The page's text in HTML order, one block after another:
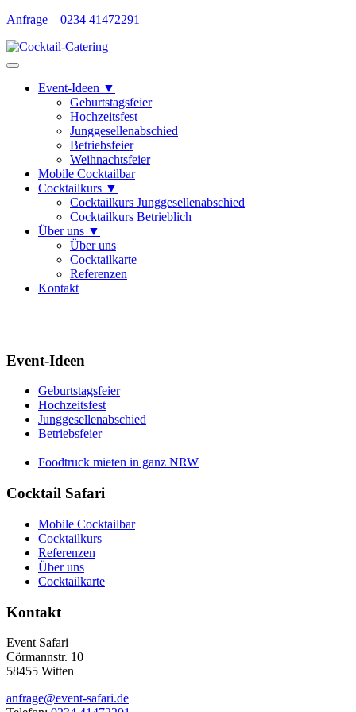
Skip
content
Anfrage 0234 41472291
Event-Ideen ▼
Geburtstagsfeier
Hochzeitsfest
Junggesellenabschied
Betriebsfeier
Weihnachtsfeier
Mobile Cocktailbar
Cocktailkurs ▼
Cocktailkurs Junggesellenabschied
Cocktailkurs Betrieblich
Über uns ▼
Über uns
Cocktailkarte
Referenzen
Kontakt
Event-Ideen
Geburtstagsfeier
Hochzeitsfest
Junggesellenabschied
Betriebsfeier
Foodtruck mieten in ganz NRW
Cocktail Safari
Mobile Cocktailbar
Cocktailkurs
Referenzen
Über uns
Cocktailkarte
Kontakt
Event Safari
Cörmannstr. 10
58455 Witten
anfrage@event-safari.de